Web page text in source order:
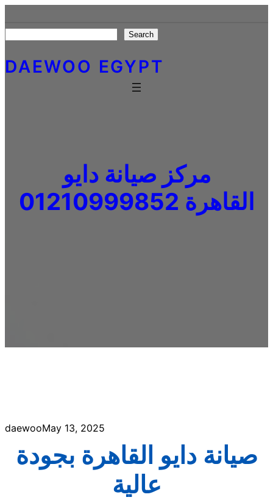
to
content
Search
DAEWOO EGYPT
مركز صيانة دايو
القاهرة 01210999852
daewooMay 13, 2025
صيانة دايو القاهرة بجودة
عالية